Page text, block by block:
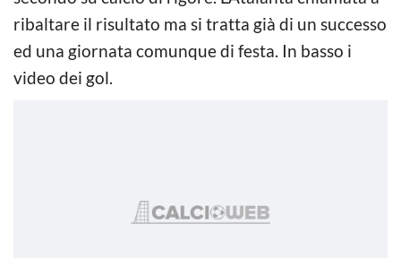
ribaltare il risultato ma si tratta già di un successo
ed una giornata comunque di festa. In basso i
video dei gol.